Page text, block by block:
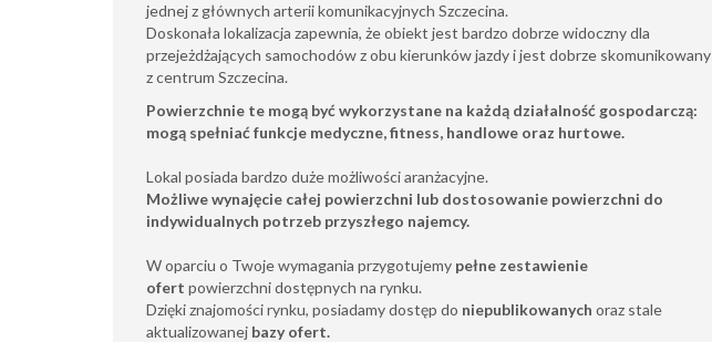
jednej z głównych arterii komunikacyjnych Szczecina.
Doskonała lokalizacja zapewnia, że obiekt jest bardzo dobrze widoczny dla
przejeżdżających samochodów z obu kierunków jazdy i jest dobrze skomunikowany
z centrum Szczecina.
Powierzchnie te mogą być wykorzystane na każdą działalność gospodarczą:
mogą spełniać funkcje medyczne, fitness, handlowe oraz hurtowe.
Lokal posiada bardzo duże możliwości aranżacyjne.
Możliwe wynajęcie całej powierzchni lub dostosowanie powierzchni do
indywidualnych potrzeb przyszłego najemcy.
W oparciu o Twoje wymagania przygotujemy pełne zestawienie
ofert powierzchni dostępnych na rynku.
Dzięki znajomości rynku, posiadamy dostęp do niepublikowanych oraz stale
aktualizowanej bazy ofert.